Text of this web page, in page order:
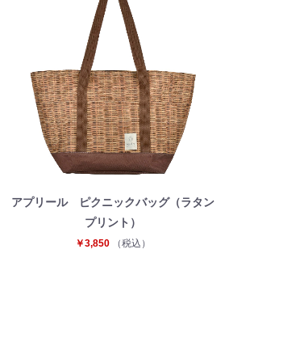
アプリール ピクニックバッグ（ラタン
プリント）
￥3,850 （税込）